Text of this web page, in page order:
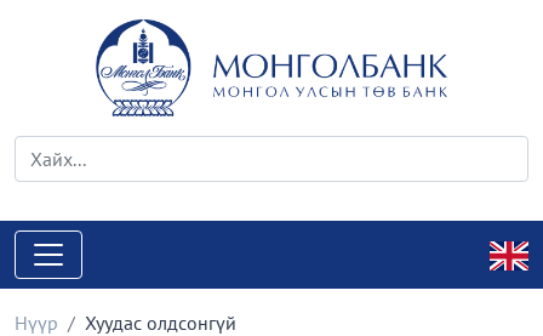
Нүүр Хуудас олдсонгүй